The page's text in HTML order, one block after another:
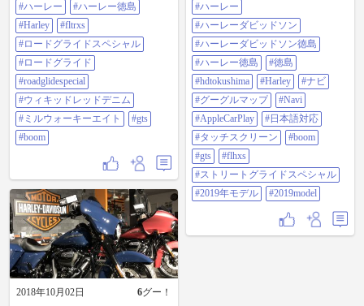
ル)のご紹介です。 ハーレーで最も
ダークでブラックアウトされたミ
ルウォーキーエイト114(1,868cc)エ
ンジンを2019年モデルから標準装
備。 タロンホイール、ストレッチ
バッグ、ペインテッドインナーフ
ェアリングなど徹底してブラック
アウトにこだわっています。 さら
に、すべてが新しい大画面
BOOM！BOX GTSインフォテイメ
ントを装備。 カラーもNEWカラー
で凄くいい。 ウィキッドレッドデ
ニムという赤のつや消し。 見る者
を魅了する素敵なカラーもお楽し
みください。 店入ってすぐに展示
中ですのでじっくり見て触れて堪
能くださいませ。 #ハーレー #ハー
レー徳島 #harley #FLTRXS #ロード
グライドスペシャル #ロードグライ
ド #roadglidespecial #ウィキッドレッ
ドデニム #ミルウォーキーエイト
#GTS #boom
#ハーレー
#ハーレー徳島
#Harley
#fltrxs
#ロードグライドスペシャル
#ロードグライド
#roadglidespecial
#ウィキッドレッドデニム
#ミルウォーキーエイト
#gts
#boom
グーグルマップのOK！ 音楽も聴け
たり電話も出来る。 いい感じにな
っています！ ※iPhoneが必要です。
店頭試乗車でお試し出来ますので
ご来店くださいませ。 不慣れな操
作ごめんなさい🙏 変なところも押
してるし💦 ※動画をFacebook、
Instagram、Twitterにアップします。
#ハーレー #ハーレーダビッドソン
#ハーレーダビッドソン徳島 #ハー
レー徳島 #徳島 #hdtokushima #harley
#ナビ #グーグルマップ #Navi
#AppleCarPlay #日本語対応 #タッチ
スクリーン #boom #GTS #FLHXS #
ストリートグライドスペシャル
#2019年モデル #2019model
#ハーレー
#ハーレーダビッドソン
#ハーレーダビッドソン徳島
#ハーレー徳島
#徳島
#hdtokushima
#Harley
#ナビ
#グーグルマップ
#Navi
#AppleCarPlay
#日本語対応
#タッチスクリーン
#boom
#gts
#flhxs
#ストリートグライドスペシャル
#2019年モデル
#2019model
2018年10月02日 6グー！